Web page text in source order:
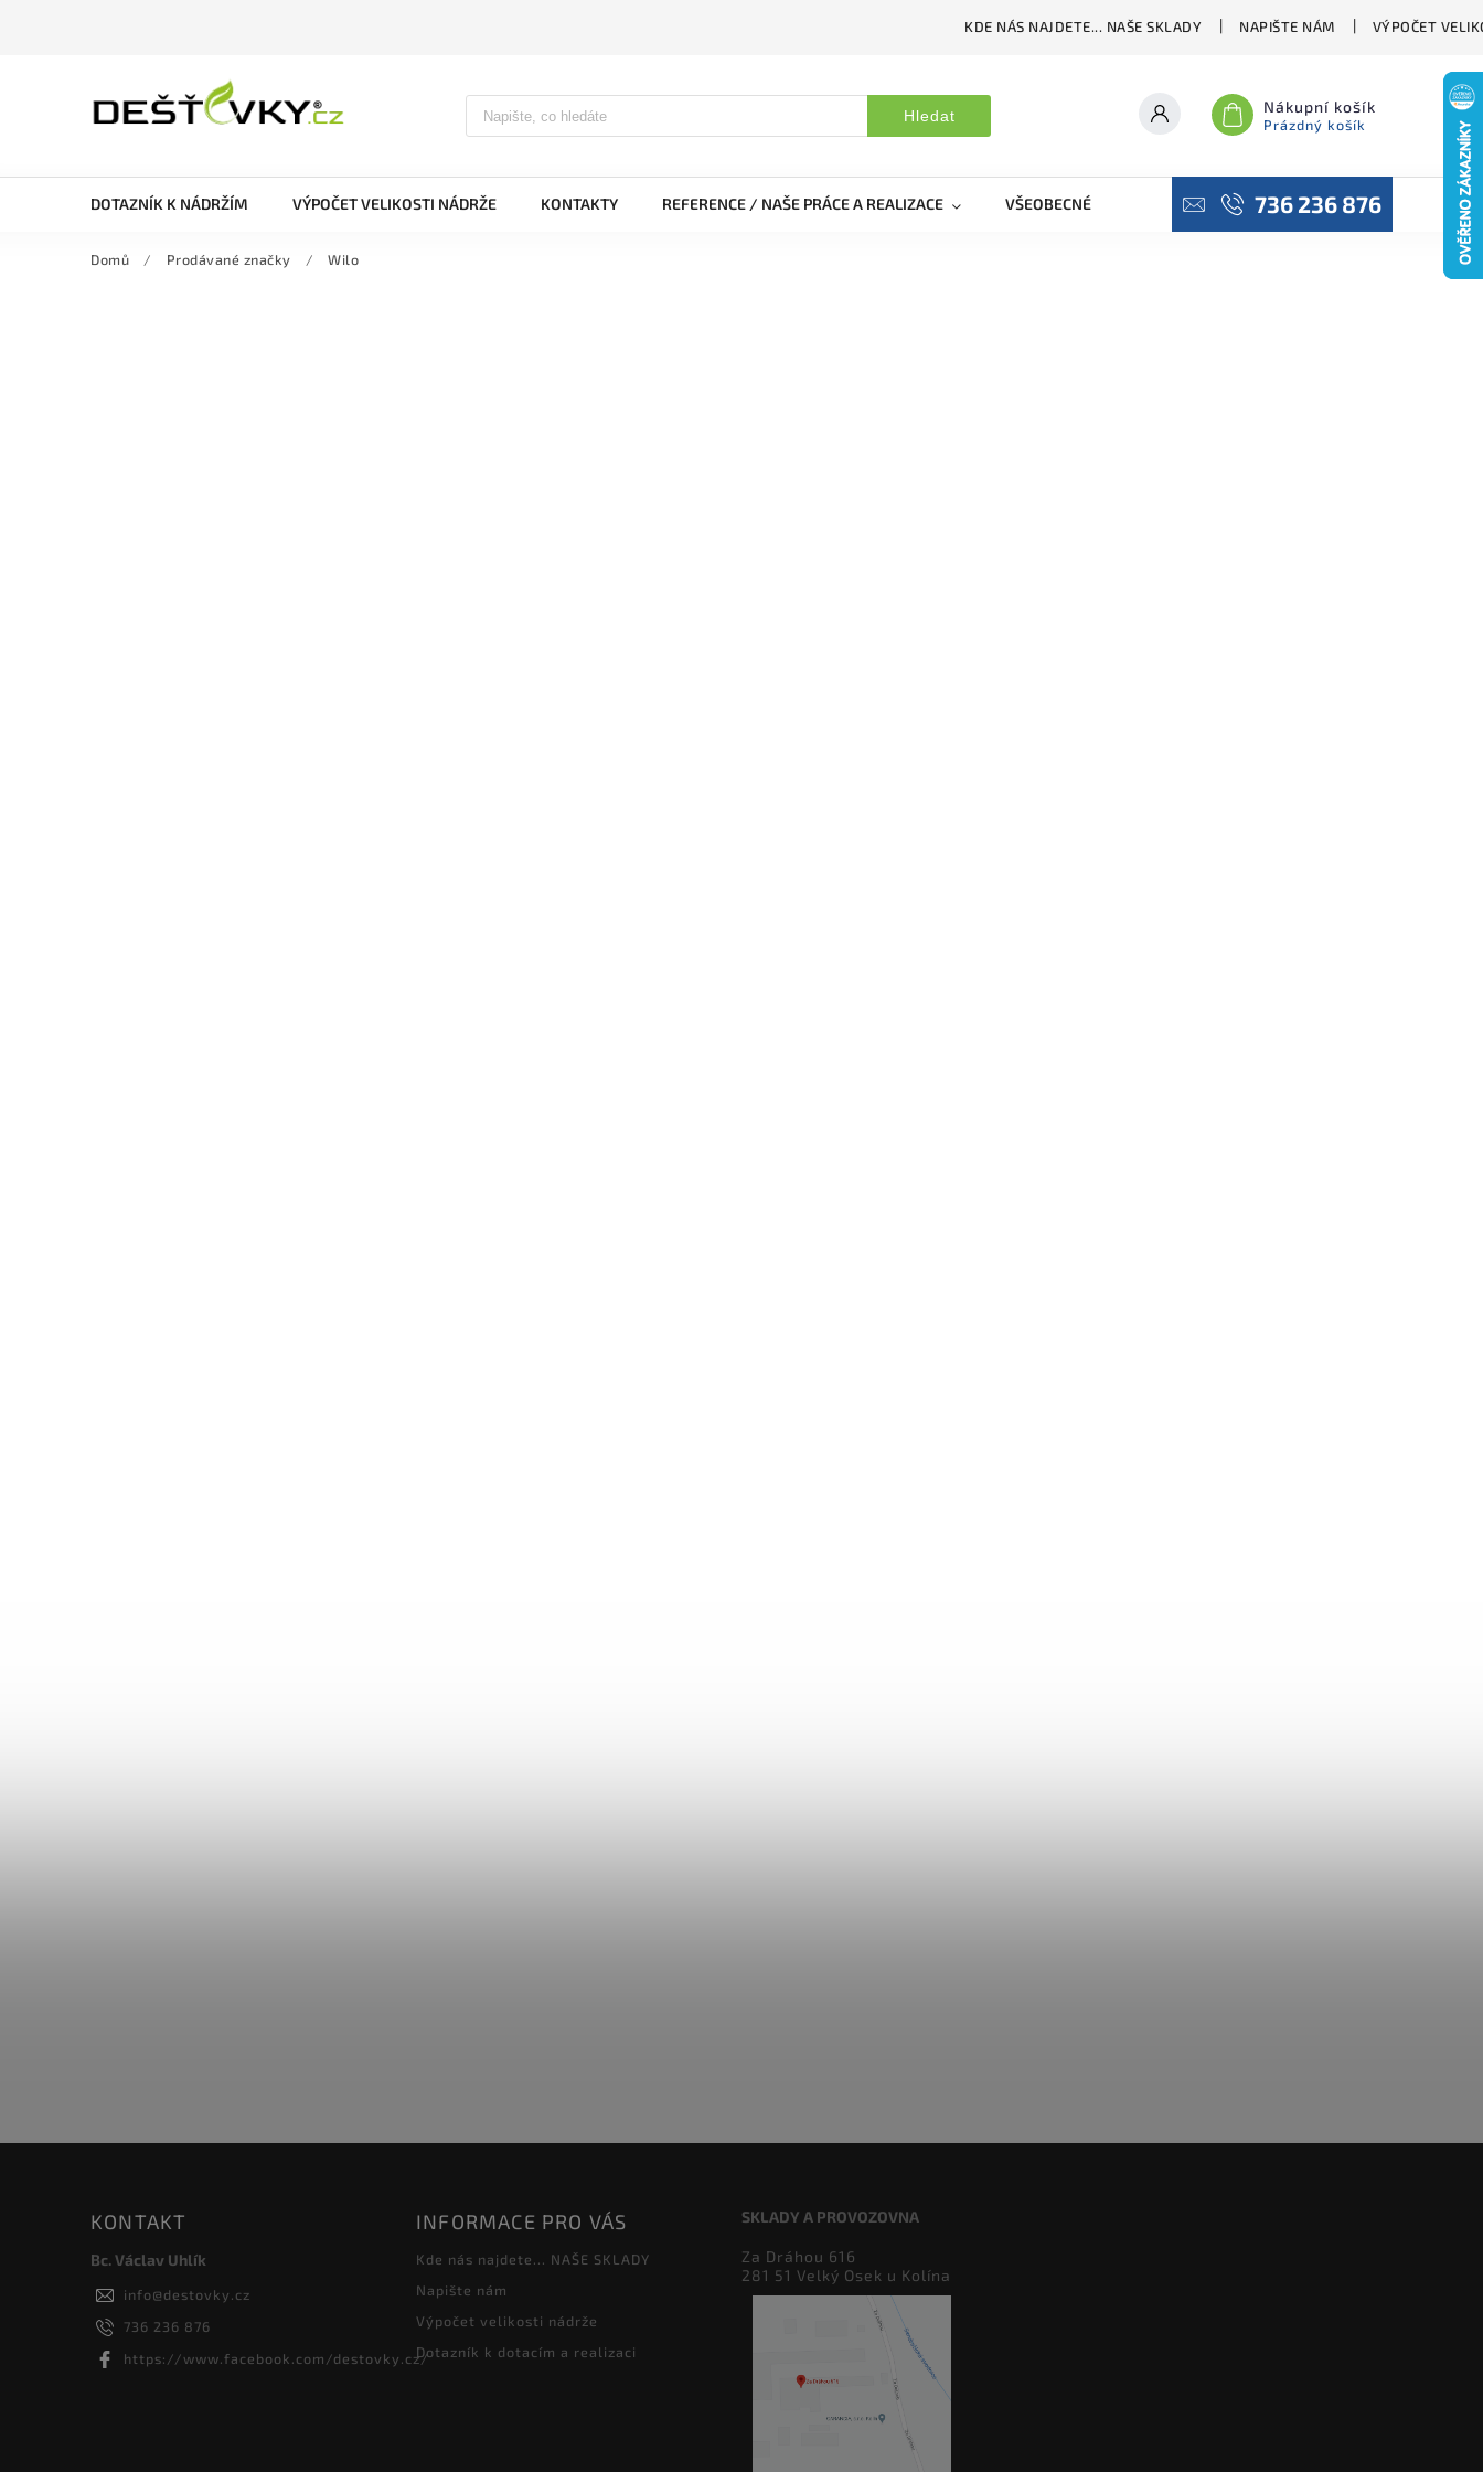
KDE NÁS NAJDETE... NAŠE SKLADY NAPIŠTE NÁM VÝPOČET
Hledat Nákupní košík
Prázdný košík
DOTAZNÍK K NÁDRŽÍM VÝPOČET VELIKOSTI NÁDRŽE KONTAKTY REFERENCE / NAŠE PRÁCE A REALIZACE VŠEOBECNÉ OBCHODNÍ PODMÍNKY PODMÍNKY OCHRANY
736 236 876
Domů / Prodávané značky / Wilo
KONTAKT
Bc. Václav Uhlík
info@destovky.cz
736 236 876
https://www.facebook.com/destovky.cz/
INFORMACE PRO VÁS
Kde nás najdete... NAŠE SKLADY
Napište nám
Výpočet velikosti nádrže
Dotazník k dotacím a realizaci
SKLADY A PROVOZOVNA
Za Dráhou 616
281 51 Velký Osek u Kolína